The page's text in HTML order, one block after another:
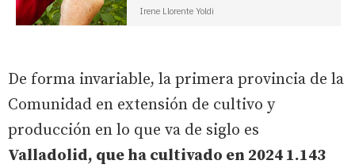
Irene Llorente Yoldi
De forma invariable, la primera provincia de la
Comunidad en extensión de cultivo y
producción en lo que va de siglo es
Valladolid, que ha cultivado en 2024 1.143